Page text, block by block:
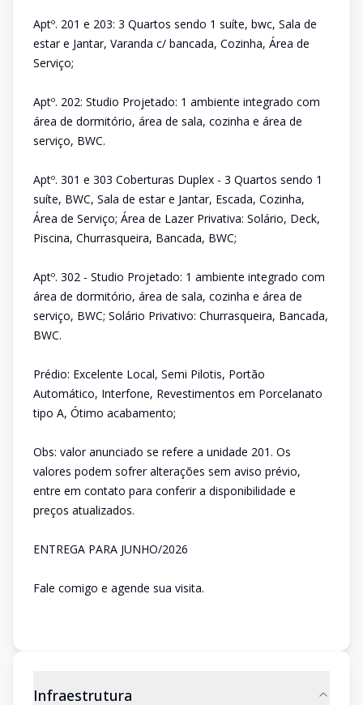
Aptº. 201 e 203: 3 Quartos sendo 1 suíte, bwc, Sala de
estar e Jantar, Varanda c/ bancada, Cozinha, Área de
Serviço;
Aptº. 202: Studio Projetado: 1 ambiente integrado com
área de dormitório, área de sala, cozinha e área de
serviço, BWC.
Aptº. 301 e 303 Coberturas Duplex - 3 Quartos sendo 1
suíte, BWC, Sala de estar e Jantar, Escada, Cozinha,
Área de Serviço; Área de Lazer Privativa: Solário, Deck,
Piscina, Churrasqueira, Bancada, BWC;
Aptº. 302 - Studio Projetado: 1 ambiente integrado com
área de dormitório, área de sala, cozinha e área de
serviço, BWC; Solário Privativo: Churrasqueira, Bancada,
BWC.
Prédio: Excelente Local, Semi Pilotis, Portão
Automático, Interfone, Revestimentos em Porcelanato
tipo A, Ótimo acabamento;
Obs: valor anunciado se refere a unidade 201. Os
valores podem sofrer alterações sem aviso prévio,
entre em contato para conferir a disponibilidade e
preços atualizados.
ENTREGA PARA JUNHO/2026
Fale comigo e agende sua visita.
Infraestrutura